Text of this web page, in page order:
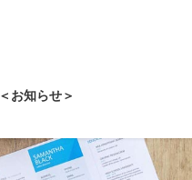
＜お知らせ＞